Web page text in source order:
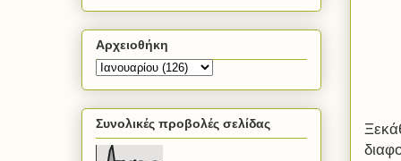
Αρχειοθήκη
Συνολικές προβολές σελίδας